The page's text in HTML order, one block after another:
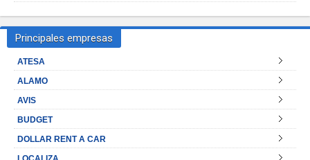
Principales empresas
ATESA
ALAMO
AVIS
BUDGET
DOLLAR RENT A CAR